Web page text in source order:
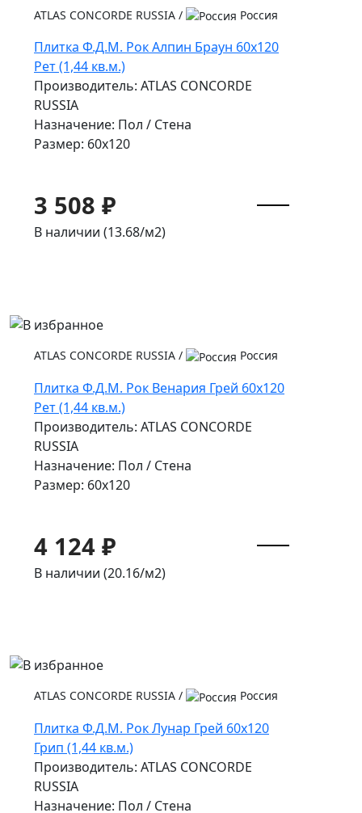
ATLAS CONCORDE RUSSIA / Россия
Плитка Ф.Д.М. Pок Алпин Браун 60x120
Рет (1,44 кв.м.)
Производитель: ATLAS CONCORDE
RUSSIA
Назначение: Пол / Стена
Размер: 60x120
3 508 ₽
В наличии (13.68/м2)
ATLAS CONCORDE RUSSIA / Россия
Плитка Ф.Д.М. Pок Венария Грей 60x120
Рет (1,44 кв.м.)
Производитель: ATLAS CONCORDE
RUSSIA
Назначение: Пол / Стена
Размер: 60x120
4 124 ₽
В наличии (20.16/м2)
ATLAS CONCORDE RUSSIA / Россия
Плитка Ф.Д.М. Pок Лунар Грей 60x120
Грип (1,44 кв.м.)
Производитель: ATLAS CONCORDE
RUSSIA
Назначение: Пол / Стена